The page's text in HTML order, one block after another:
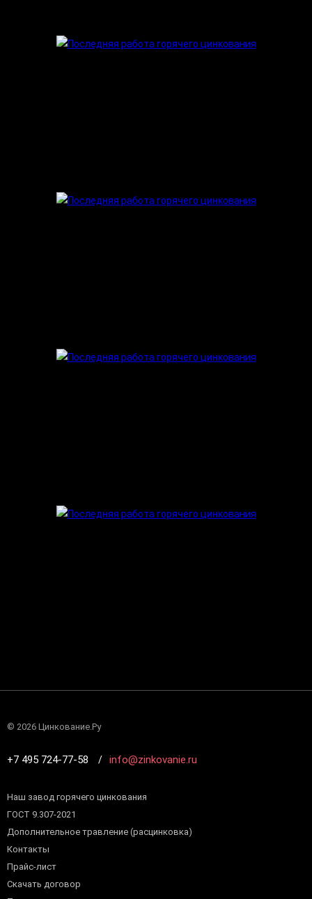
© 2026 Цинкование.Ру
+7 495 724-77-58 info@zinkovanie.ru
Наш завод горячего цинкования
ГОСТ 9.307-2021
Дополнительное травление (расцинковка)
Контакты
Прайс-лист
Скачать договор